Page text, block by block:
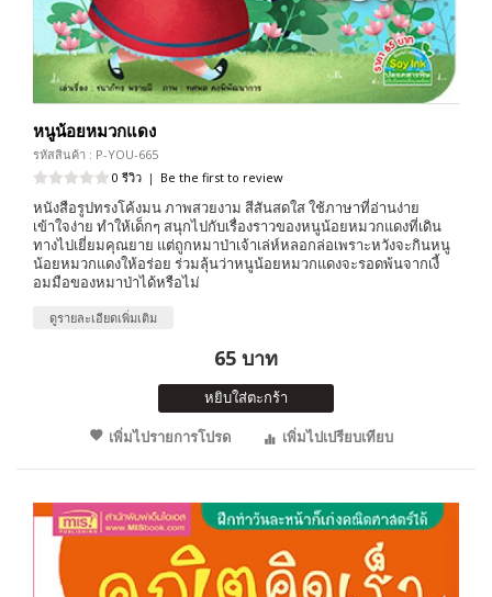
หนูน้อยหมวกแดง
รหัสสินค้า : P-YOU-665
0 รีวิว | Be the first to review
หนังสือรูปทรงโค้งมน ภาพสวยงาม สีสันสดใส ใช้ภาษาที่อ่านง่าย
เข้าใจง่าย ทำให้เด็กๆ สนุกไปกับเรื่องราวของหนูน้อยหมวกแดงที่เดิน
ทางไปเยี่ยมคุณยาย แต่ถูกหมาป่าเจ้าเล่ห์หลอกล่อเพราะหวังจะกินหนู
น้อยหมวกแดงให้อร่อย ร่วมลุ้นว่าหนูน้อยหมวกแดงจะรอดพ้นจากเงี้
อมมือของหมาป่าได้หรือไม่
ดูรายละเอียดเพิ่มเติม
65 บาท
หยิบใส่ตะกร้า
เพิ่มไปรายการโปรด
เพิ่มไปเปรียบเทียบ